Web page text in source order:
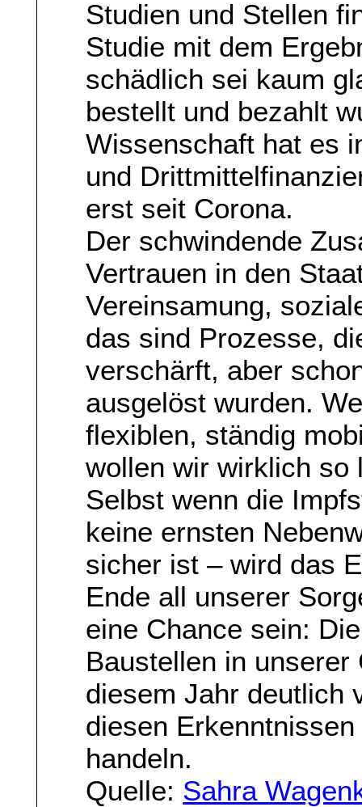
Studien und Stellen
Studie mit dem
schädlich sei kaum
bestellt und bezahlt
Wissenschaft hat es
und
erst seit Corona.
Der schwindende
Vertrauen in den
Vereinsamung,
das sind Prozesse,
verschärft, aber
ausgelöst wurden.
flexiblen, ständig
wollen wir wirklich so
Selbst wenn die
keine ernsten
sicher ist – wird das
Ende all unserer
eine Chance sein:
Baustellen in
diesem Jahr deutlich
diesen
handeln.
Quelle: Sahra